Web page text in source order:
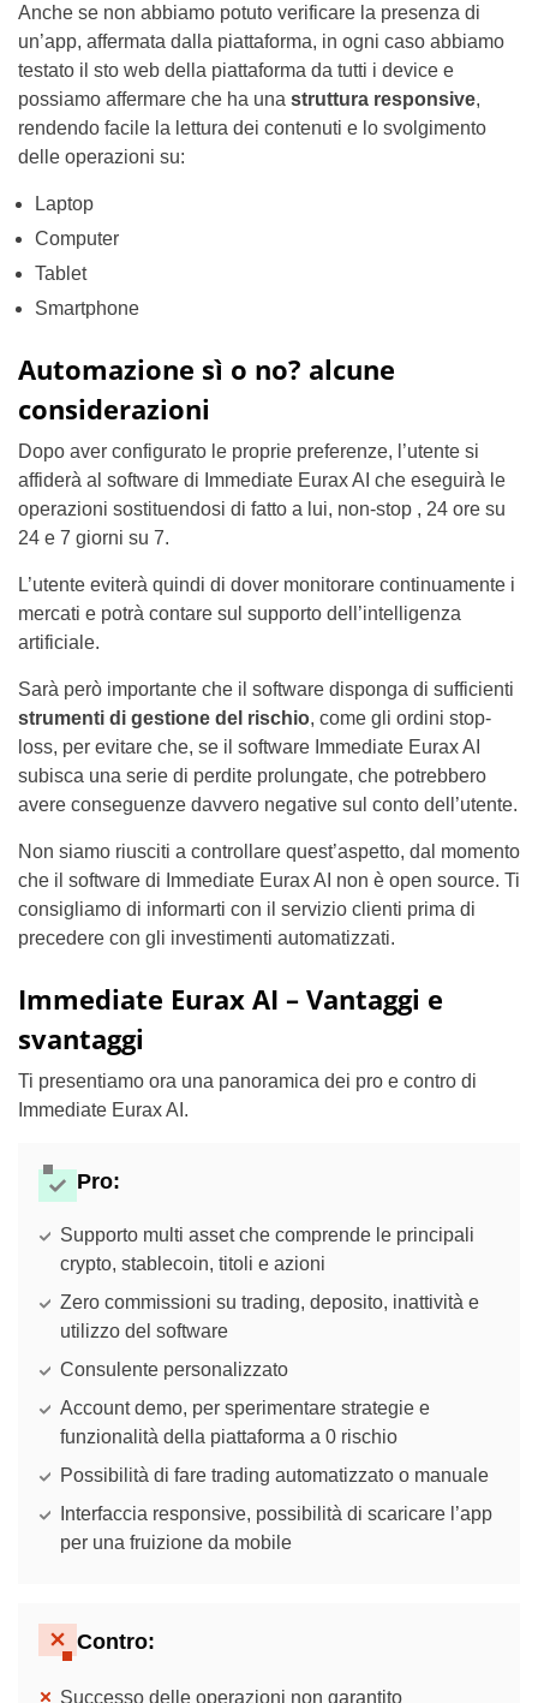
Anche se non abbiamo potuto verificare la presenza di
un’app, affermata dalla piattaforma, in ogni caso abbiamo
testato il sto web della piattaforma da tutti i device e
possiamo affermare che ha una struttura responsive,
rendendo facile la lettura dei contenuti e lo svolgimento
delle operazioni su:
Laptop
Computer
Tablet
Smartphone
Automazione sì o no? alcune
considerazioni
Dopo aver configurato le proprie preferenze, l’utente si
affiderà al software di Immediate Eurax AI che eseguirà le
operazioni sostituendosi di fatto a lui, non-stop , 24 ore su
24 e 7 giorni su 7.
L’utente eviterà quindi di dover monitorare continuamente i
mercati e potrà contare sul supporto dell’intelligenza
artificiale.
Sarà però importante che il software disponga di sufficienti
strumenti di gestione del rischio, come gli ordini stop-
loss, per evitare che, se il software Immediate Eurax AI
subisca una serie di perdite prolungate, che potrebbero
avere conseguenze davvero negative sul conto dell’utente.
Non siamo riusciti a controllare quest’aspetto, dal momento
che il software di Immediate Eurax AI non è open source. Ti
consigliamo di informarti con il servizio clienti prima di
precedere con gli investimenti automatizzati.
Immediate Eurax AI – Vantaggi e
svantaggi
Ti presentiamo ora una panoramica dei pro e contro di
Immediate Eurax AI.
Pro:
Supporto multi asset che comprende le principali
crypto, stablecoin, titoli e azioni
Zero commissioni su trading, deposito, inattività e
utilizzo del software
Consulente personalizzato
Account demo, per sperimentare strategie e
funzionalità della piattaforma a 0 rischio
Possibilità di fare trading automatizzato o manuale
Interfaccia responsive, possibilità di scaricare l’app
per una fruizione da mobile
Contro:
Successo delle operazioni non garantito